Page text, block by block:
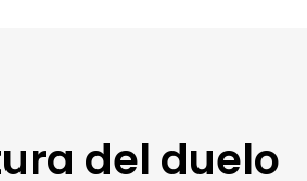
del duelo